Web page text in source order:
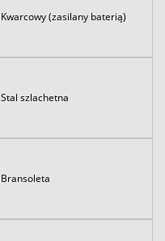
Kwarcowy (zasilany baterią)
Stal szlachetna
Bransoleta